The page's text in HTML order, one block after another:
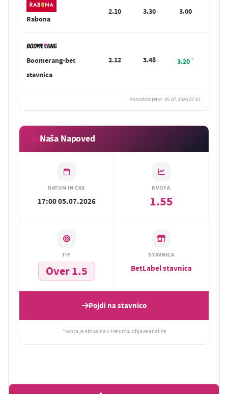
Rabona
2.10 3.30 3.00
Boomerang-bet
stavnica
2.12 3.48 3.20
Posodobljeno: 05.07.2026 07:01
Naša Napoved
DATUM IN ČAS
17:00 05.07.2026
KVOTA
1.55
TIP
Over 1.5
STAVNICA
BetLabel stavnica
Pojdi na stavnico
*kvota je aktualna v trenutku objave analize